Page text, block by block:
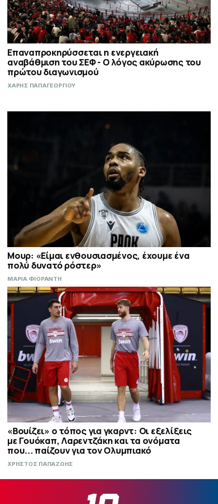
Επαναπροκηρύσσεται η ενεργειακή
αναβάθμιση του ΣΕΦ - Ο λόγος ακύρωσης του
πρώτου διαγωνισμού
ΧΑΡΗΣ ΠΑΠΑΓΕΩΡΓΙΟΥ
Μουρ: «Είμαι ενθουσιασμένος, έχουμε ένα
πολύ δυνατό ρόστερ»
ΜΑΡΙΑ ΦΙΟΡΑΝΤΗ
«Βουίζει» ο τόπος για γκαρντ: Οι εξελίξεις
με Γουόκαπ, Λαρεντζάκη και τα ονόματα
που... παίζουν για τον Ολυμπιακό
ΧΡΗΣΤΟΣ ΠΑΠΑΖΩΗΣ